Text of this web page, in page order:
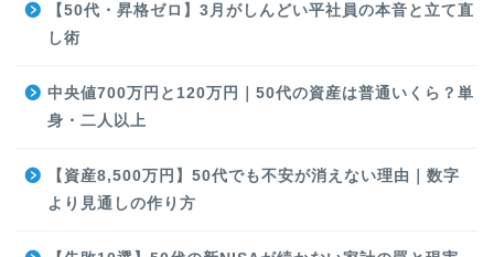
【50代・昇格ゼロ】3月がしんどい平社員の本音と立て直
し術
中央値700万円と120万円｜50代の資産は普通いくら？単
身・二人以上
【資産8,500万円】50代でも不安が消えない理由｜数字
より見通しの作り方